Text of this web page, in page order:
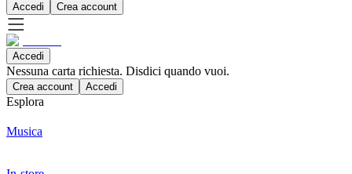
Accedi Crea account
Accedi
Nessuna carta richiesta. Disdici quando vuoi.
Crea account Accedi
Esplora
Musica